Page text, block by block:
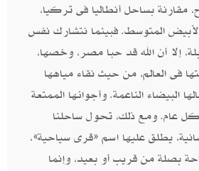
مقارنة بساحل أنطاليا فى تركيا،
الأبيض المتوسط. فبينما نتشارك نفس
إلا أن الله قد حبا مصر، وخصها،
فى العالم، من حيث نقاء مياهها
البيضاء الناعمة. وأجوائها الممتعة
عام. ومع ذلك، تحول ساحلنا
يطلق عليها اسم «قرى سياحية»،
بصلة من قريب أو بعيد، وإنما